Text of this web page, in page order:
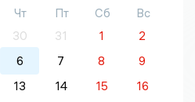
Чт Пт Сб
Вс
30 31 1
2
6 7 8
9
13 14 15
16